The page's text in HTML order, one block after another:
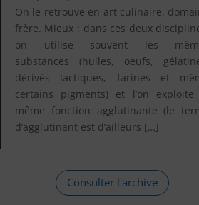
On le retrouve en art culinaire,
frère. Mieux : dans ces deux
on utilise souvent les
substances (huiles, oeufs,
dérivés lactiques, farines et
certains pigments) et l’on exploite
même fonction agglutinante (le
d’agglutinant est d’ailleurs […]
Consulter l'archive